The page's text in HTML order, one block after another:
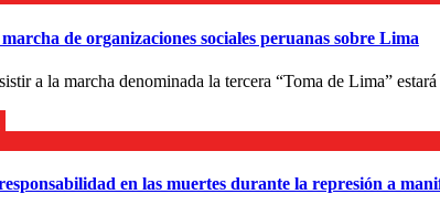
de organizaciones sociales peruanas sobre Lima
a la marcha denominada la tercera “Toma de Lima”
en las muertes durante la represión a